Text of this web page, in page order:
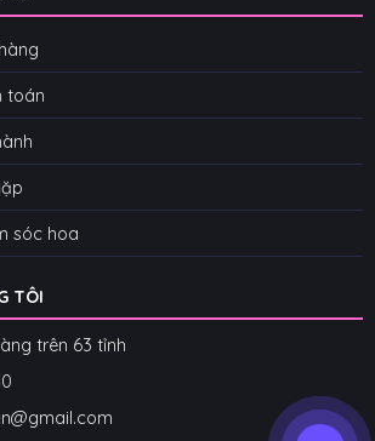
toán
sóc hoa
TÔI
trên 63 tỉnh